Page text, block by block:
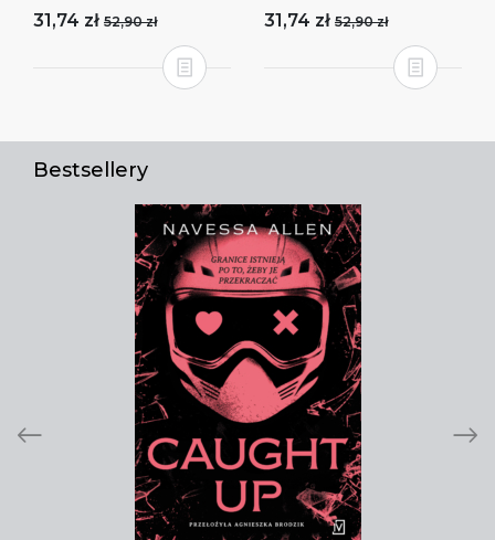
31,74 zł 52,90 zł 31,74 zł 52,90 zł
Bestsellery